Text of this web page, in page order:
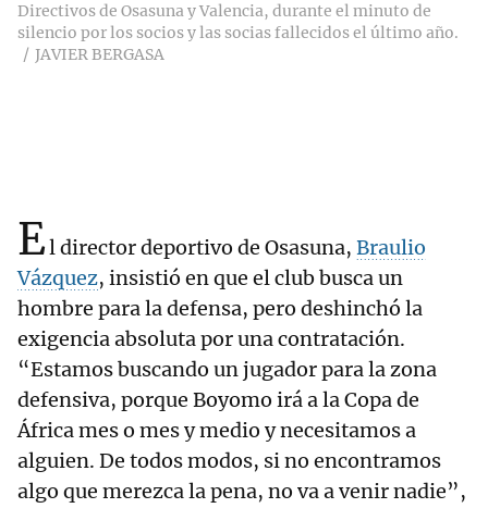
Directivos de Osasuna y Valencia, durante el minuto de
silencio por los socios y las socias fallecidos el último año.
JAVIER BERGASA
El director deportivo de Osasuna, Braulio
Vázquez, insistió en que el club busca un
hombre para la defensa, pero deshinchó la
exigencia absoluta por una contratación.
“Estamos buscando un jugador para la zona
defensiva, porque Boyomo irá a la Copa de
África mes o mes y medio y necesitamos a
alguien. De todos modos, si no encontramos
algo que merezca la pena, no va a venir nadie”,